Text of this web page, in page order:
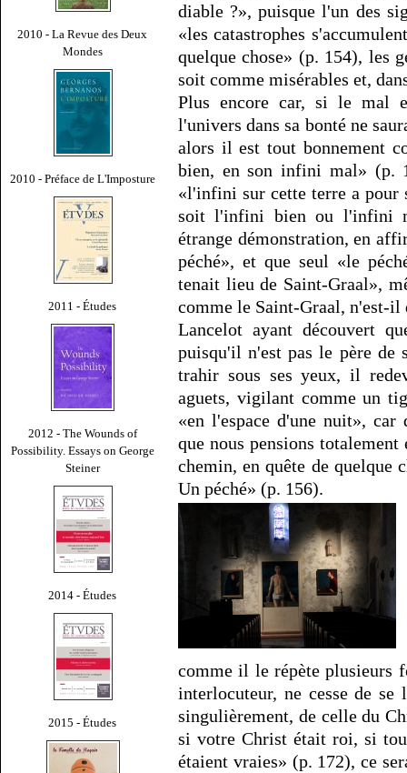
2010 - La Revue des Deux
Mondes
2010 - Préface de L'Imposture
2011 - Études
2012 - The Wounds of
Possibility. Essays on George
Steiner
2014 - Études
2015 - Études
diable ?», puisque l'un des
«les catastrophes
quelque chose» (p. 154), les
soit comme misérables et,
Plus encore car, si le mal
l'univers dans sa bonté ne
alors il est tout bonnement
bien, en son infini mal» (p.
«l'infini sur cette terre a pour
soit l'infini bien ou l'infini
étrange démonstration, en
péché», et que seul «le
tenait lieu de Saint-Graal»,
comme le Saint-Graal, n'est-il
Lancelot ayant découvert
puisqu'il n'est pas le père
trahir sous ses yeux, il
aguets, vigilant comme un
«en l'espace d'une nuit», car
que nous pensions
chemin, en quête de quelque
Un péché» (p. 156).
comme il le répète plusieurs
interlocuteur, ne cesse de
singulièrement, de celle du
si votre Christ était roi, si
étaient vraies» (p. 172), ce